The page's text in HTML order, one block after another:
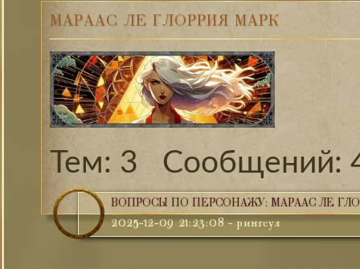
МАРААС ЛЕ ГЛОРРИЯ МАРК
3
ВОПРОСЫ ПО ПЕРСОНАЖУ: МАРААС ЛЕ
2025-12-09 21:23:08 - рингсул